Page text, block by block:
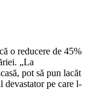
o reducere de 45%
„La
pot să pun lacăt
devastator pe care l-